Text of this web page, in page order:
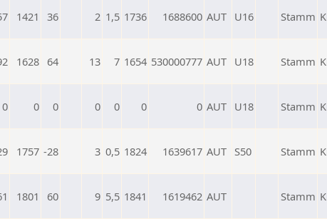
1421 36 2 1,5 1736 1688600 AUT U16 Stamm
1628 64 13 7 1654 530000777 AUT U18 Stamm
0 0 0 0 0 0 0 AUT U18 Stamm
1757 -28 3 0,5 1824 1639617 AUT S50 Stamm
1801 60 9 5,5 1841 1619462 AUT Stamm